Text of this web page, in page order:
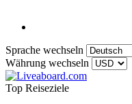
Sprache wechseln
Währung wechseln
Top Reiseziele